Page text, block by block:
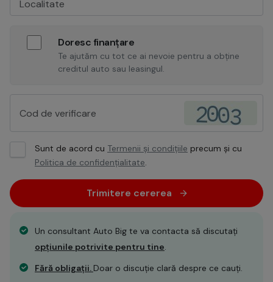
Doresc finanțare
Te ajutăm cu tot ce ai nevoie pentru a obține
creditul auto sau leasingul.
Sunt de acord cu Termenii și condițiile precum și cu
Politica de confidențialitate.
Trimitere cererea
Un consultant Auto Big te va contacta să discutați
opțiunile potrivite pentru tine.
Fără obligații. Doar o discuție clară despre ce cauți.